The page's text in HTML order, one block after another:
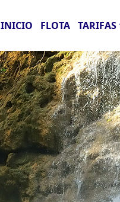
INICIO FLOTA TARIFAS